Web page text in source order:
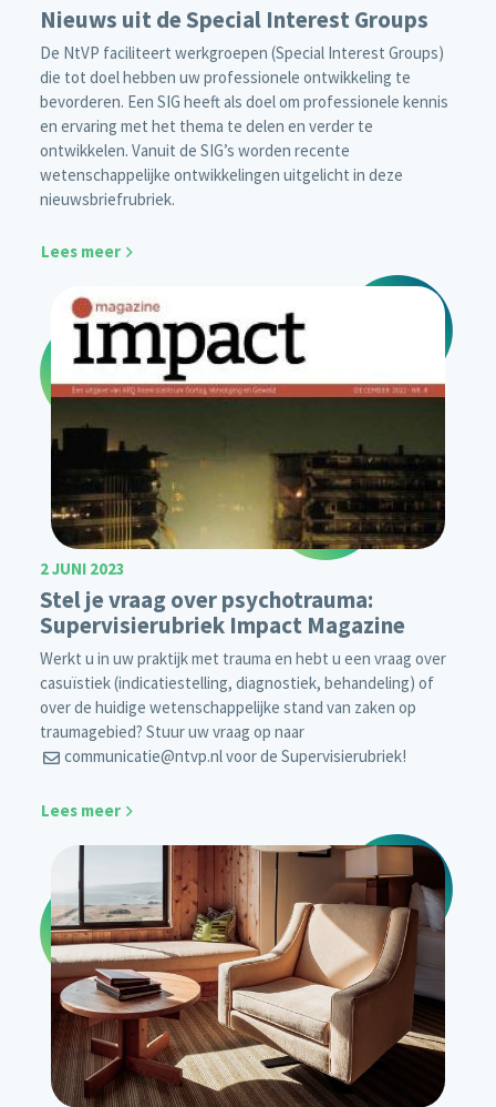
Nieuws uit de Special Interest Groups
De NtVP faciliteert werkgroepen (Special Interest Groups)
die tot doel hebben uw professionele ontwikkeling te
bevorderen. Een SIG heeft als doel om professionele kennis
en ervaring met het thema te delen en verder te
ontwikkelen. Vanuit de SIG’s worden recente
wetenschappelijke ontwikkelingen uitgelicht in deze
nieuwsbriefrubriek.
Lees meer
2 JUNI 2023
Stel je vraag over psychotrauma:
Supervisierubriek Impact Magazine
Werkt u in uw praktijk met trauma en hebt u een vraag over
casuïstiek (indicatiestelling, diagnostiek, behandeling) of
over de huidige wetenschappelijke stand van zaken op
traumagebied? Stuur uw vraag op naar
communicatie@ntvp.nlvoor de Supervisierubriek!
Lees meer